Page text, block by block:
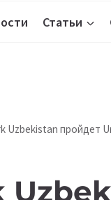
Статьи
Uzbekistan пройдет